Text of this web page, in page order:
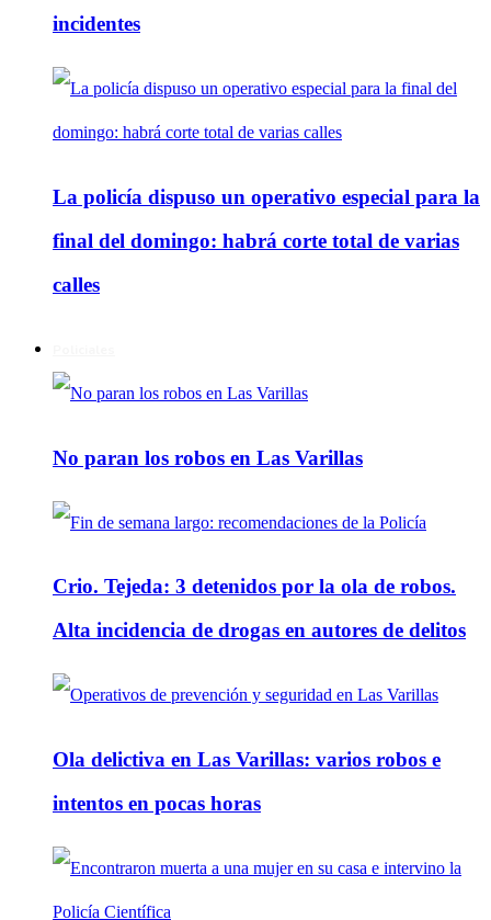
incidentes
La policía dispuso un operativo especial para la
final del domingo: habrá corte total de varias
calles
No paran los robos en Las Varillas
Crio. Tejeda: 3 detenidos por la ola de robos.
Alta incidencia de drogas en autores de delitos
Ola delictiva en Las Varillas: varios robos e
intentos en pocas horas